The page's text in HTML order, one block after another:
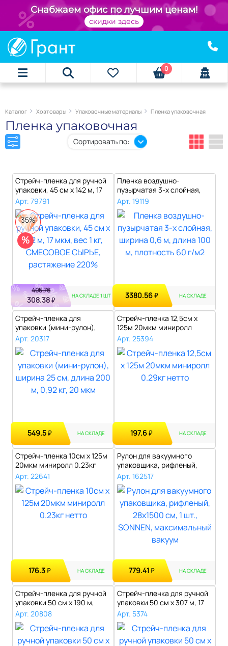
Снабжаем офис по лучшим ценам!
скидки здесь
0
Каталог Хозтовары Упаковочные материалы Пленка упаковочная
Пленка упаковочная
Сортировать по:
Стрейч-пленка для ручной
упаковки, 45 см х 142 м, 17
мк..
Арт. 79791
35%
%
405.76
308.38₽
НА СКЛАДЕ 1 ШТ
Пленка воздушно-
пузырчатая 3-х слойная,
ширина 0,6 м, д..
Арт. 19119
3380.56₽ НА СКЛАДЕ
Стрейч-пленка для
упаковки (мини-рулон),
ширина 25 см, ..
Арт. 20317
549.5₽ НА СКЛАДЕ
Стрейч-пленка 12,5см х
125м 20мкм миниролл
0.29кг нетто..
Арт. 25394
197.6₽ НА СКЛАДЕ
Стрейч-пленка 10см х 125м
20мкм миниролл 0.23кг
нетто..
Арт. 22641
176.3₽ НА СКЛАДЕ
Рулон для вакуумного
упаковщика, рифленый,
28х1500 см, ..
Арт. 162517
779.41₽ НА СКЛАДЕ
Стрейч-пленка для ручной
упаковки 50 см х 190 м,
ЧЕРНАЯ..
Арт. 20808
Стрейч-пленка для ручной
упаковки 50 см х 307 м, 17
мкм..
Арт. 5374